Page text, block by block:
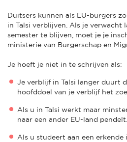
Duitsers kunnen als EU-burgers
in Talsi verblijven. Als je verwacht
semester te blijven, moet je je
ministerie van Burgerschap en
Je hoeft je niet in te schrijven als:
Je verblijf in Talsi langer duurt
hoofddoel van je verblijf het
Als u in Talsi werkt maar
naar een ander EU-land pendelt.
Als u studeert aan een erkende